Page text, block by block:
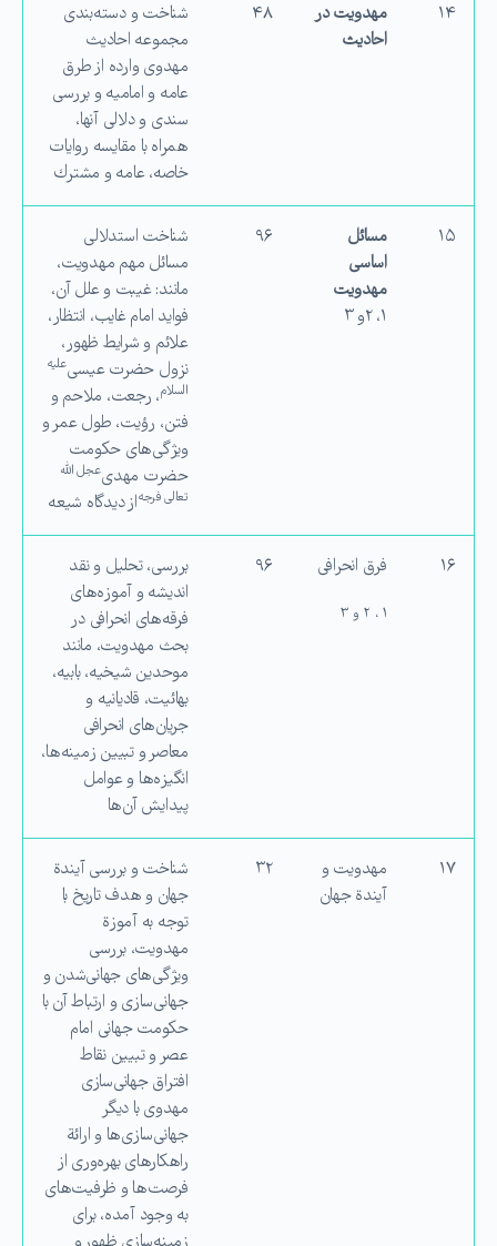
۱۴
مهدویت در
احادیث
۴۸
شناخت و دسته‌بندی
مجموعه احادیث
مهدوی وارده از طرق
عامه و امامیه و بررسی
سندی و دلالی آنها،
همراه با مقایسه روایات
خاصه، عامه و مشترك
۱۵
مسائل
اساسی
مهدویت
۱، ۲و ۳
۹۶
شناخت استدلالی
مسائل مهم مهدویت،
مانند: غیبت و علل آن،
فواید امام غایب، انتظار،
علائم و شرایط ظهور،
نزول حضرت عیسیعلیه
السلام، رجعت، ملاحم و
فتن، رؤیت، طول عمر و
ویژگی‌های حكومت
حضرت مهدیعجل الله
تعالی فرجهاز دیدگاه شیعه
۱۶ فرق انحرافی
۱ ، ۲ و ۳
۹۶
بررسی، تحلیل و نقد
اندیشه و آموزه‌های
فرقه‌های انحرافی در
بحث مهدویت، مانند
موحدین شیخیه، بابیه،
بهائیت، قادیانیه و
جریان‌های انحرافی
معاصر و تبیین زمینه‌ها،
انگیزه‌ها و عوامل
پیدایش آن‌ها
۱۷
مهدویت و
آیندة جهان
۳۲
شناخت و بررسی آیندة
جهان و هدف تاریخ با
توجه به آموزة
مهدویت، بررسی
ویژگی‌های جهانی‌شدن و
جهانی‌سازی و ارتباط آن با
حكومت جهانی امام
عصر و تبیین نقاط
افتراق جهانی‌سازی
مهدوی با دیگر
جهانی‌سازی‌ها و ارائة
راهكارهای بهره‌وری از
فرصت‌ها و ظرفیت‌های
به وجود آمده، برای